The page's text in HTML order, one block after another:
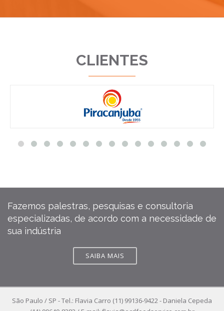
CLIENTES
Fazemos palestras, pesquisas e consultoria
especializadas, de acordo com a necessidade de
sua indústria
SAIBA MAIS
São Paulo / SP - Tel.: Flavia Carro (11) 99136-9422 - Daniela Cepeda